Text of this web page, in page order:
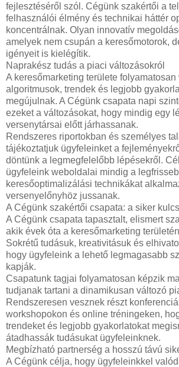
fejlesztéséről szól. Cégünk szakértői a
felhasználói élmény és technikai háttér
koncentrálnak. Olyan innovatív
amelyek nem csupán a keresőmotorok,
igényeit is kielégítik.
Naprakész tudás a piaci változásokról
A keresőmarketing területe folyamatosan
algoritmusok, trendek és legjobb
megújulnak. A Cégünk csapata napi
ezeket a változásokat, hogy mindig egy
versenytársai előtt járhassanak.
Rendszeres riportokban és személyes
tájékoztatjuk ügyfeleinket a
döntünk a legmegfelelőbb lépésekről.
ügyfeleink weboldalai mindig a
keresőoptimalizálási technikákat
versenyelőnyhöz jussanak.
A Cégünk szakértői csapata: a siker
A Cégünk csapata tapasztalt, elismert
akik évek óta a keresőmarketing
Sokrétű tudásuk, kreativitásuk és
hogy ügyfeleink a lehető legmagasabb
kapják.
Csapatunk tagjai folyamatosan képzik
tudjanak tartani a dinamikusan változó
Rendszeresen vesznek részt
workshopokon és online tréningeken,
trendeket és legjobb gyakorlatokat
átadhassák tudásukat ügyfeleinknek.
Megbízható partnerség a hosszú távú
A Cégünk célja, hogy ügyfeleinkkel